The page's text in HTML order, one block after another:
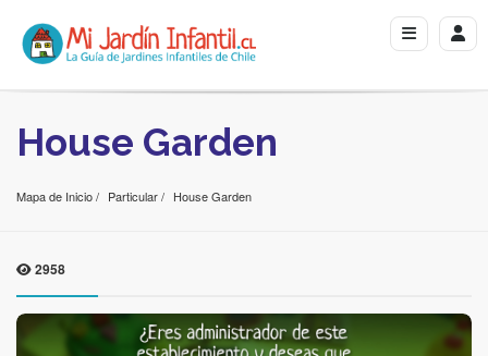
House Garden
Mapa de Inicio Particular House Garden
2958